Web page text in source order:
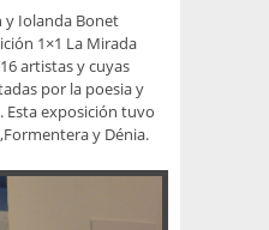
y Iolanda Bonet
1×1 La Mirada
artistas y cuyas
por la poesia y
Esta exposición tuvo
y Dénia.